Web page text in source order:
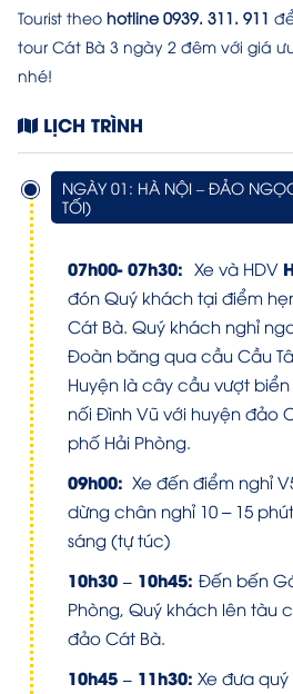
Tourist theo hotline 0939. 311. 911
tour Cát Bà 3 ngày 2 đêm với giá
nhé!
LỊCH TRÌNH
NGÀY 01: HÀ NỘI – ĐẢO
TỐI)
07h00- 07h30: Xe và HDV
đón Quý khách tại điểm
Cát Bà. Quý khách nghỉ
Đoàn băng qua cầu Cầu
Huyện là cây cầu vượt
nối Đình Vũ với huyện đảo
phố Hải Phòng.
09h00: Xe đến điểm nghỉ
dừng chân nghỉ 10 – 15
sáng (tự túc)
10h30 – 10h45: Đến bến
Phòng, Quý khách lên tàu
đảo Cát Bà.
10h45 – 11h30: Xe đưa